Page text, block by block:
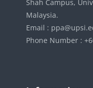
Shah Campus,
Malaysia.
Email :
Phone Number :